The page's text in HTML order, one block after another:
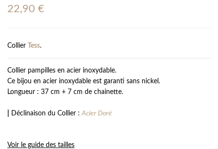
22,90 €
Collier Tess.
Collier pampilles en acier inoxydable.
Ce bijou en acier inoxydable est garanti sans nickel.
Longueur : 37 cm + 7 cm de chainette.
Déclinaison du Collier :Acier Doré
Voir le guide des tailles